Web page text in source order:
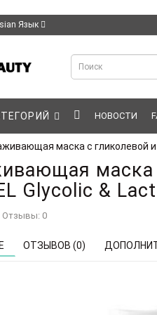
Язык
НОВОСТИ
маска с гликолевой и
маска
Glycolic &
Отзывы: 0
ОТЗЫВОВ (0)